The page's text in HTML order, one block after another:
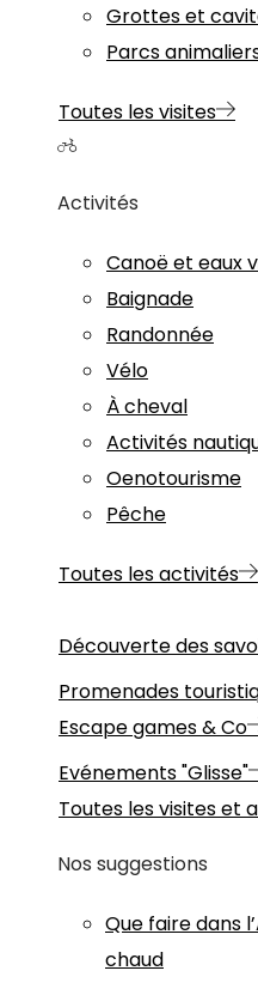
Grottes et
Parcs
Toutes les visites
Activités
Canoë et eaux
Baignade
Randonnée
Vélo
À cheval
Activités
Oenotourisme
Pêche
Toutes les activités
Découverte des
Promenades
Escape games & Co
Evénements "Glisse"
Toutes les visites et
Nos suggestions
Que faire dans
chaud